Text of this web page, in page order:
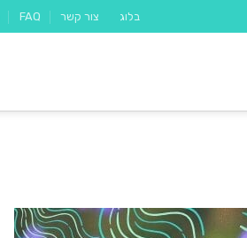
בלוג צור קשר FAQ